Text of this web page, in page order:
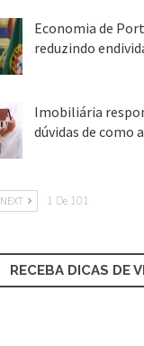
Economia de
reduzindo
Imobiliária
dúvidas de como
NEXT 1 De 101
RECEBA DICAS DE